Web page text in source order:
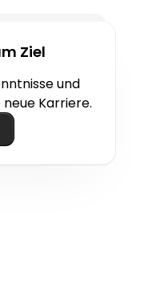
Ziel
und
Karriere.